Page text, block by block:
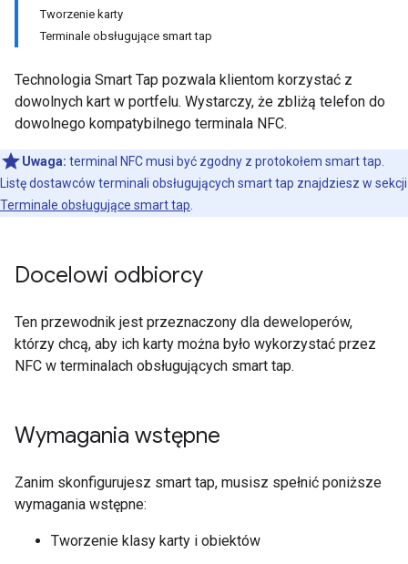
Tworzenie karty
Terminale obsługujące smart tap
Technologia Smart Tap pozwala klientom korzystać z
dowolnych kart w portfelu. Wystarczy, że zbliżą telefon do
dowolnego kompatybilnego terminala NFC.
Uwaga: terminal NFC musi być zgodny z protokołem smart tap.
Listę dostawców terminali obsługujących smart tap znajdziesz w sekcji
Terminale obsługujące smart tap
Docelowi odbiorcy
Ten przewodnik jest przeznaczony dla deweloperów,
którzy chcą, aby ich karty można było wykorzystać przez
NFC w terminalach obsługujących smart tap.
Wymagania wstępne
Zanim skonfigurujesz smart tap, musisz spełnić poniższe
wymagania wstępne:
Tworzenie klasy karty i obiektów